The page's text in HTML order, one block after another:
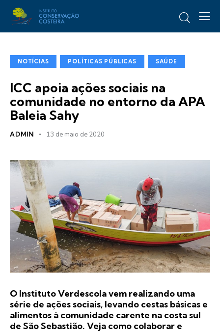
NOTÍCIAS POLÍTICAS PÚBLICAS SAÚDE
ICC apoia ações sociais na
comunidade no entorno da APA
Baleia Sahy
ADMIN 13 de maio de 2020
O Instituto Verdescola vem realizando uma
série de ações sociais, levando cestas básicas e
alimentos à comunidade carente na costa sul
de São Sebastião. Veja como colaborar e